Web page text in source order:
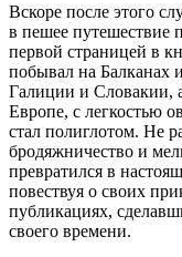
Вскоре после этого
в пешее путешествие
первой страницей в
побывал на Балканах
Галиции и Словакии,
Европе, с легкостью
стал полиглотом. Не
бродяжничество и
превратился в
повествуя о своих
публикациях,
своего времени.